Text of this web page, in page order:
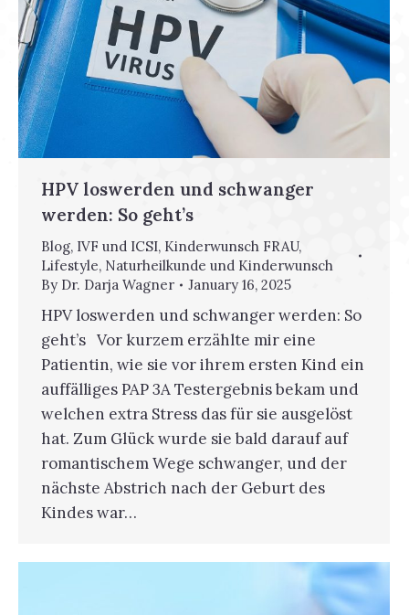
HPV loswerden und schwanger
werden: So geht’s
Blog, IVF und ICSI, Kinderwunsch FRAU,
Lifestyle, Naturheilkunde und Kinderwunsch
By Dr. Darja Wagner January 16, 2025
HPV loswerden und schwanger werden: So
geht’s Vor kurzem erzählte mir eine
Patientin, wie sie vor ihrem ersten Kind ein
auffälliges PAP 3A Testergebnis bekam und
welchen extra Stress das für sie ausgelöst
hat. Zum Glück wurde sie bald darauf auf
romantischem Wege schwanger, und der
nächste Abstrich nach der Geburt des
Kindes war…